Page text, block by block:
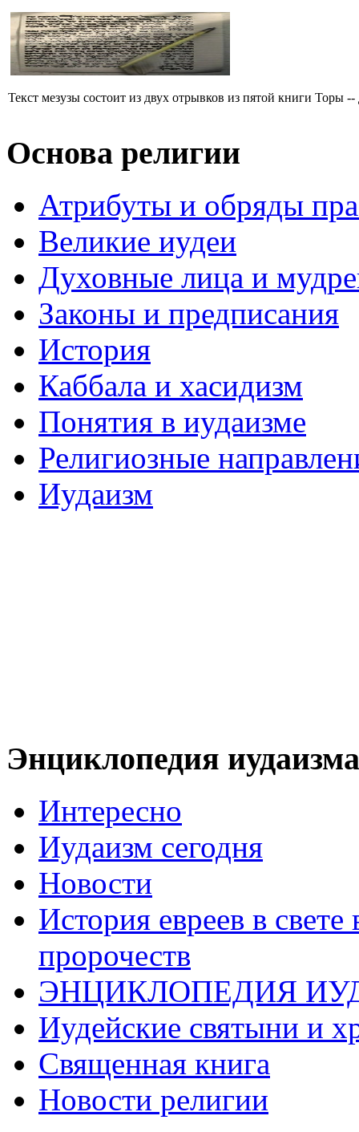
Текст мезузы состоит из двух отрывков из пятой книги Торы
Основа религии
Атрибуты и обряды
Великие иудеи
Духовные лица и
Законы и предписания
История
Каббала и хасидизм
Понятия в иудаизме
Религиозные
Иудаизм
Энциклопедия иудаизма
Интересно
Иудаизм сегодня
Новости
История евреев в
пророчеств
ЭНЦИКЛОПЕДИЯ
Иудейские святыни и
Священная книга
Новости религии